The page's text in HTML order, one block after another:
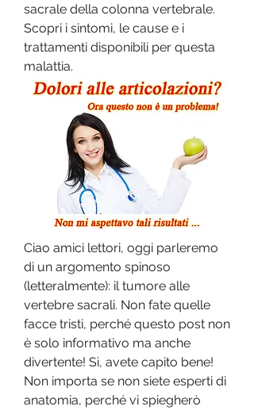
sacrale della colonna vertebrale.
Scopri i sintomi, le cause e i
trattamenti disponibili per questa
malattia.
Ciao amici lettori, oggi parleremo
di un argomento spinoso
(letteralmente): il tumore alle
vertebre sacrali. Non fate quelle
facce tristi, perché questo post non
è solo informativo ma anche
divertente! Sì, avete capito bene!
Non importa se non siete esperti di
anatomia, perché vi spiegherò